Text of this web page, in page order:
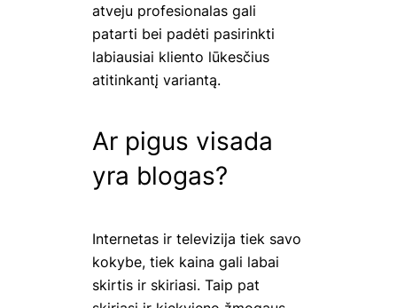
atveju profesionalas gali
patarti bei padėti pasirinkti
labiausiai kliento lūkesčius
atitinkantį variantą.
Ar pigus visada
yra blogas?
Internetas ir televizija tiek savo
kokybe, tiek kaina gali labai
skirtis ir skiriasi. Taip pat